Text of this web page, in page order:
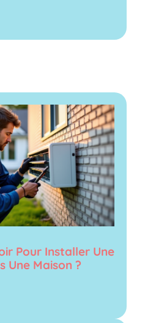
Pour Installer Une
Une Maison ?